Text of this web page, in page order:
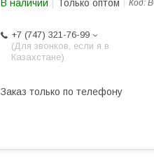
В наличии Только оптом Код:
+7 (747) 321-76-99
(Для звонков, если я в
Казахстане)
Заказ только по телефону